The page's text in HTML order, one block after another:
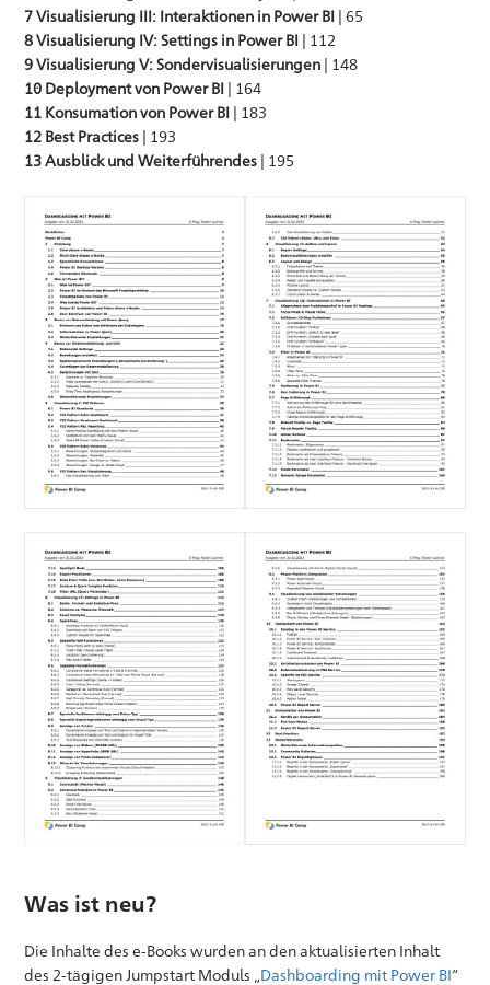
7 Visualisierung III: Interaktionen in Power BI | 65
8 Visualisierung IV: Settings in Power BI | 112
9 Visualisierung V: Sondervisualisierungen | 148
10 Deployment von Power BI | 164
11 Konsumation von Power BI | 183
12 Best Practices | 193
13 Ausblick und Weiterführendes | 195
Was ist neu?
Die Inhalte des e-Books wurden an den aktualisierten Inhalt
des 2-tägigen Jumpstart Moduls „ Dashboarding mit Power BI“